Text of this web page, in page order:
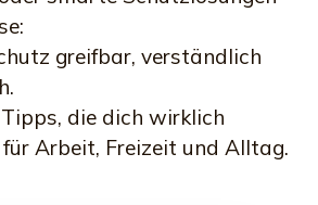
greifbar, verständlich
die dich wirklich
Arbeit, Freizeit und Alltag.